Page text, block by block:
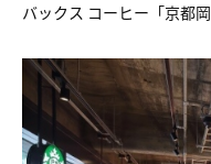
バックス コーヒー「京都